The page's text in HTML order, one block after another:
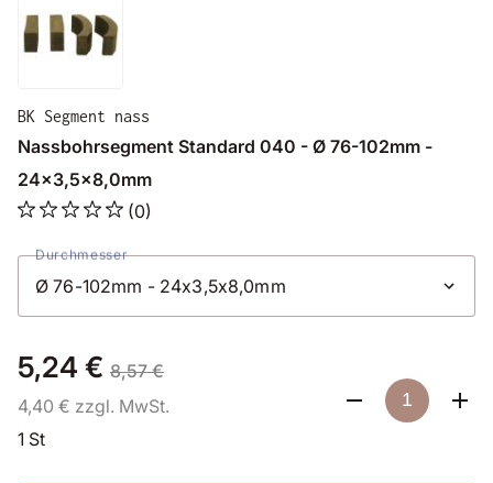
BK Segment nass
Nassbohrsegment Standard 040 - Ø 76-102mm -
24x3,5x8,0mm
(0)
Durchmesser
5,24 € 8,57 €
4,40 € zzgl. MwSt.
1 St